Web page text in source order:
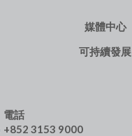
媒體中心
可持續發展
電話
+852 3153 9000